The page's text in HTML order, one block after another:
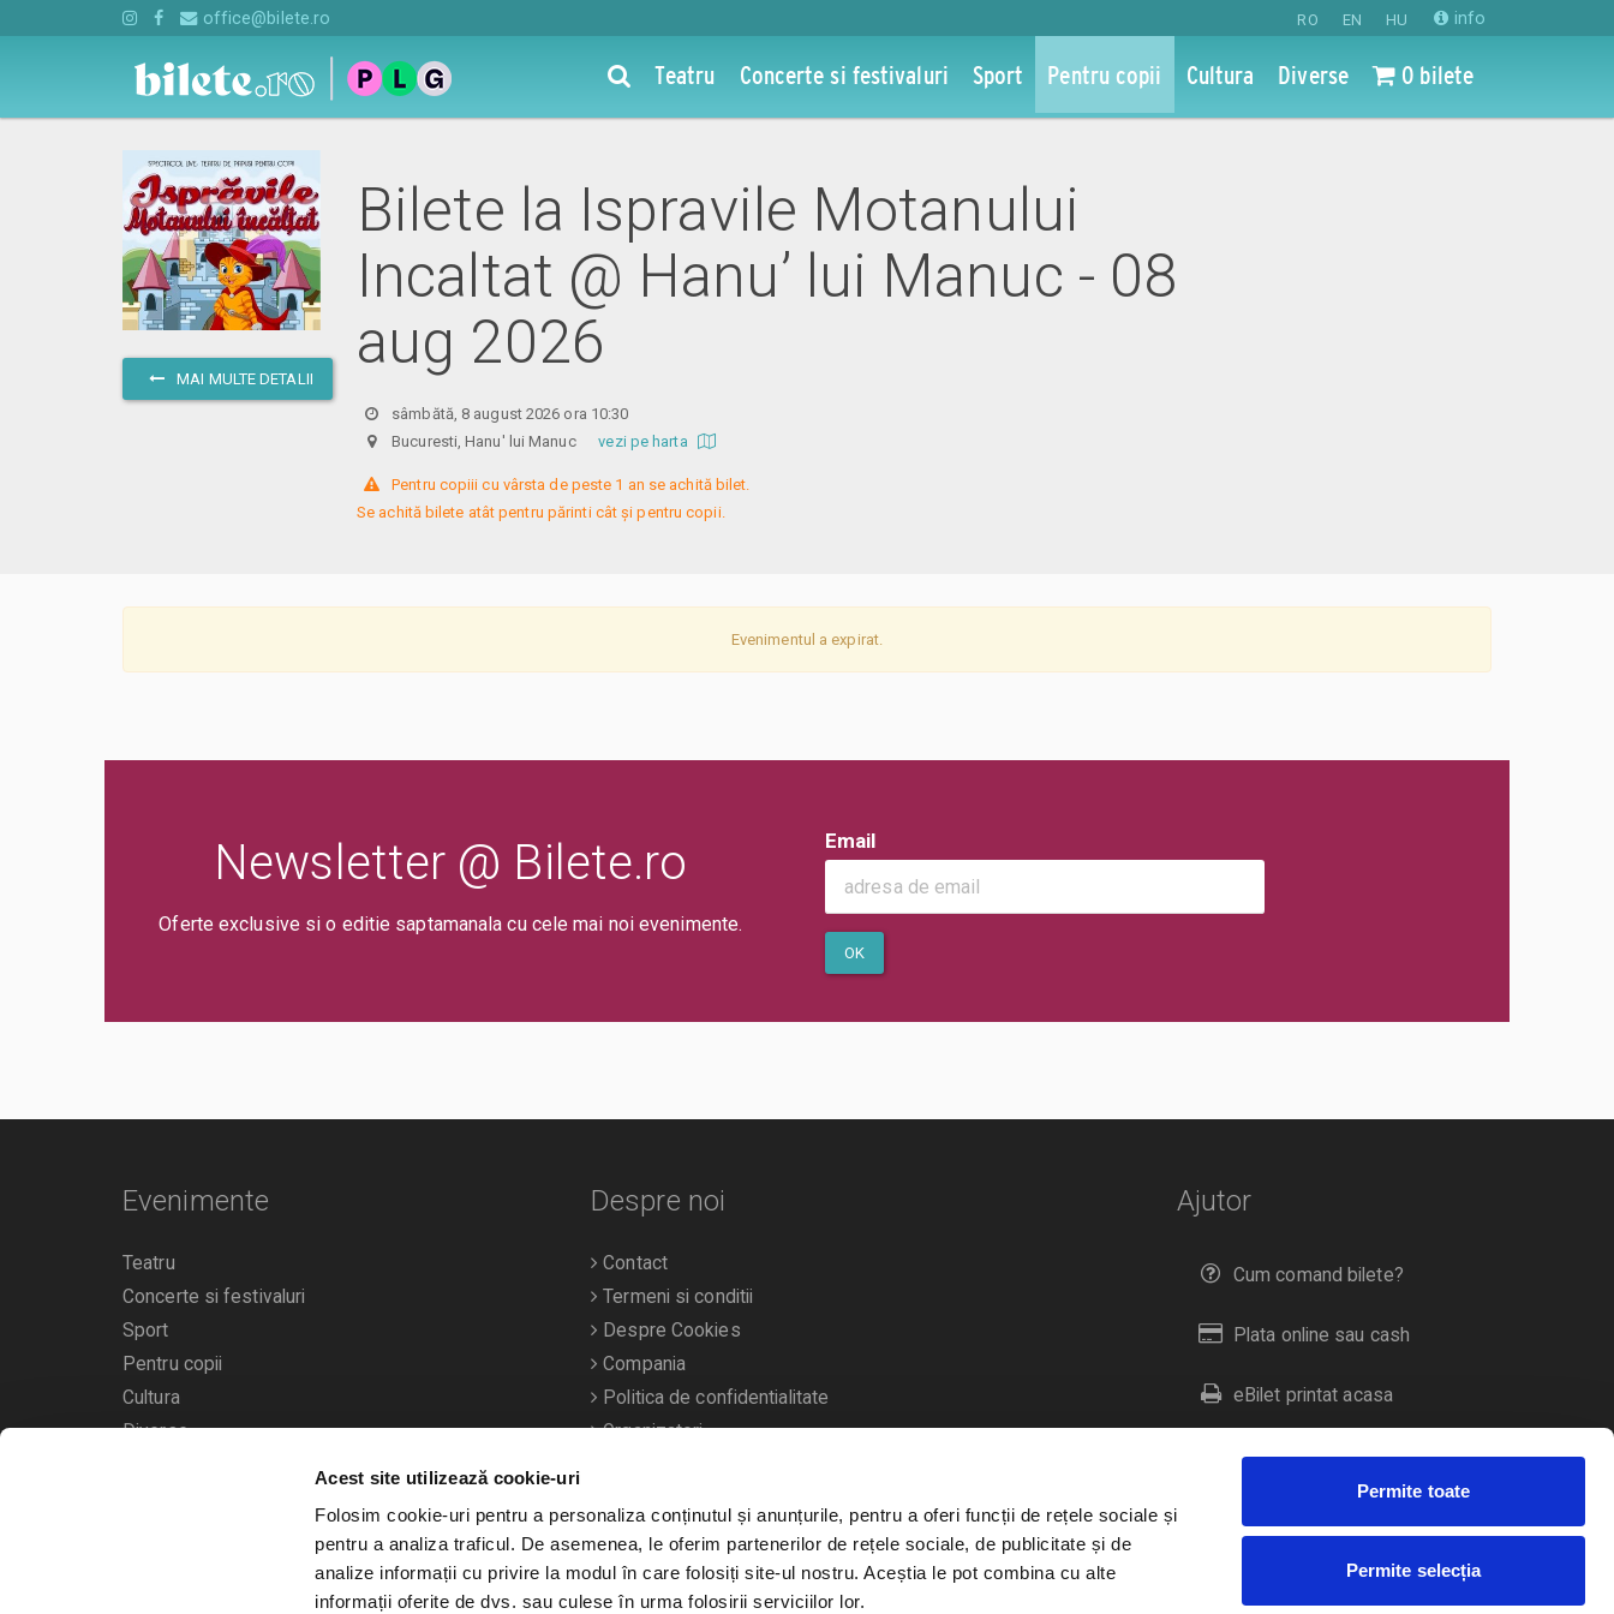
Acest site utilizează cookie-uri
Folosim cookie-uri pentru a personaliza conținutul și anunțurile, pentru a oferi funcții de rețele sociale și
pentru a analiza traficul. De asemenea, le oferim partenerilor de rețele sociale, de publicitate și de
analize informații cu privire la modul în care folosiți site-ul nostru. Aceștia le pot combina cu alte
informații oferite de dvs. sau culese în urma folosirii serviciilor lor.
Permite toate
Permite selecția
RO EN HU info
office@bilete.ro
Teatru Concerte si festivaluri Sport Pentru copii Cultura Diverse 0 bilete
MAI MULTE DETALII
Bilete la Ispravile Motanului
Incaltat @ Hanu’ lui Manuc - 08
aug 2026
sâmbătă, 8 august 2026 ora 10:30
Bucuresti, Hanu' lui Manucvezi pe harta
Pentru copiii cu vârsta de peste 1 an se achită bilet.
Se achită bilete atât pentru părinti cât și pentru copii.
Evenimentul a expirat.
Newsletter @ Bilete.ro
Oferte exclusive si o editie saptamanala cu cele mai noi evenimente.
Email
OK
Ajutor
Cum comand bilete?
Plata online sau cash
eBilet printat acasa
Livrare prin curier
Duplicare bilete
Evenimente
Teatru
Concerte si festivaluri
Sport
Pentru copii
Cultura
Diverse
Calendarul evenimentelor
Despre noi
Contact
Termeni si conditii
Despre Cookies
Compania
Politica de confidentialitate
Organizatori